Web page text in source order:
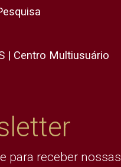
| Centro Multiusuário
para receber nossas